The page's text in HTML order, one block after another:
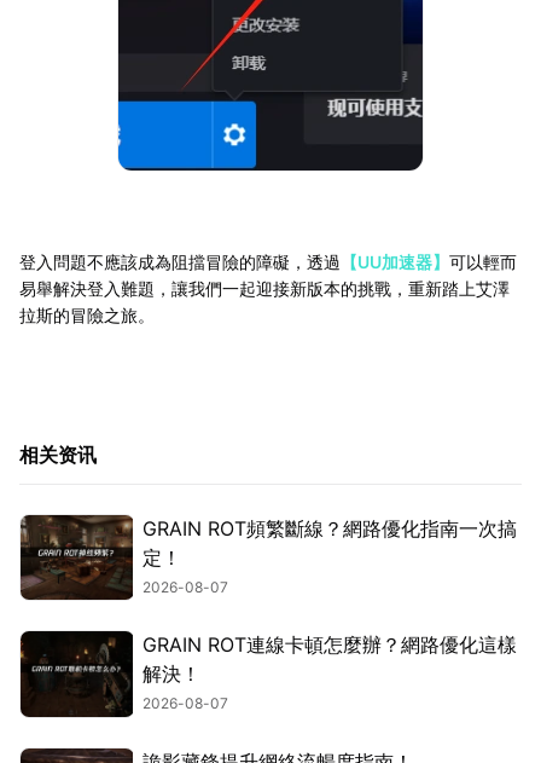
登入問題不應該成為阻擋冒險的障礙，透過 【UU加速器】 可以輕而
易舉解決登入難題，讓我們一起迎接新版本的挑戰，重新踏上艾澤
拉斯的冒險之旅。
相关资讯
GRAIN ROT頻繁斷線？網路優化指南一次搞
定！
2026-08-07
GRAIN ROT連線卡頓怎麼辦？網路優化這樣
解決！
2026-08-07